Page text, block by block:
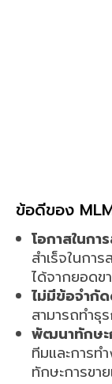
ข้อดีของ
โอกาสในกา
สำเร็จในกา
ได้จากยอดข
ไม่มีข้อจำกั
สามารถทำธุ
พัฒนาทักษะ
ทีมและการท
ทักษะการขา